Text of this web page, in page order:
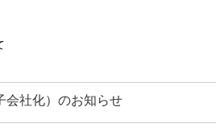
会社化）のお知らせ